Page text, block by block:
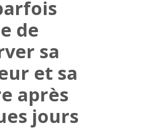
de
sa
et sa
après
jours